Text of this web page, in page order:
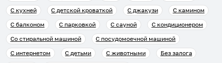
С кухней
С детской кроваткой С джакузи
С камином
С балконом
С парковкой С сауной
С кондиционером
Со стиральной машиной
С посудомоечной машиной
С интернетом
С детьми С животными
Без залога